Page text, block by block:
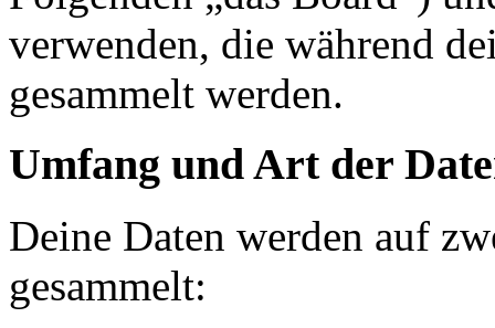
verwenden, die während
gesammelt werden.
Umfang und Art der
Deine Daten werden auf
gesammelt: